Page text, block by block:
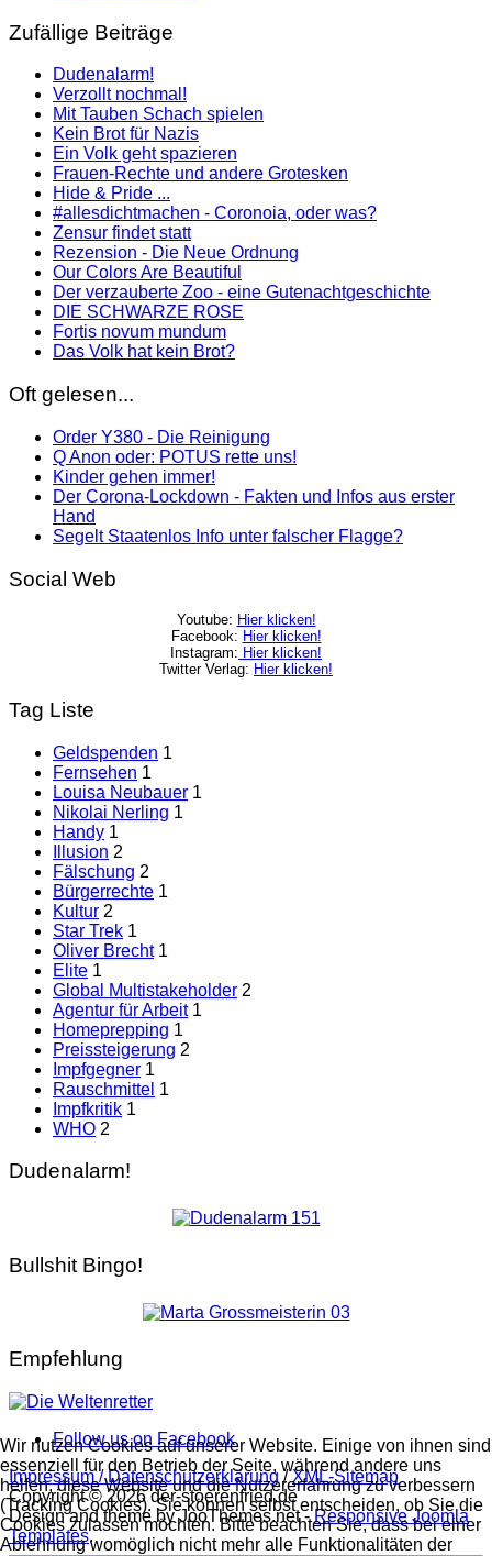
Zufällige Beiträge
Dudenalarm!
Verzollt nochmal!
Mit Tauben Schach spielen
Kein Brot für Nazis
Ein Volk geht spazieren
Frauen-Rechte und andere Grotesken
Hide & Pride ...
#allesdichtmachen - Coronoia, oder was?
Zensur findet statt
Rezension - Die Neue Ordnung
Our Colors Are Beautiful
Der verzauberte Zoo - eine Gutenachtgeschichte
DIE SCHWARZE ROSE
Fortis novum mundum
Das Volk hat kein Brot?
Oft gelesen...
Order Y380 - Die Reinigung
Q Anon oder: POTUS rette uns!
Kinder gehen immer!
Der Corona-Lockdown - Fakten und Infos aus erster
Hand
Segelt Staatenlos Info unter falscher Flagge?
Social Web
Youtube: Hier klicken!
Facebook: Hier klicken!
Instagram: Hier klicken!
Twitter Verlag: Hier klicken!
Tag Liste
Geldspenden 1
Fernsehen 1
Louisa Neubauer 1
Nikolai Nerling 1
Handy 1
Illusion 2
Fälschung 2
Bürgerrechte 1
Kultur 2
Star Trek 1
Oliver Brecht 1
Elite 1
Global Multistakeholder 2
Agentur für Arbeit 1
Homeprepping 1
Preissteigerung 2
Impfgegner 1
Rauschmittel 1
Impfkritik 1
WHO 2
Dudenalarm!
Bullshit Bingo!
Empfehlung
Follow us on Facebook
Impressum / Datenschutzerklärung /XML-Sitemap
Copyright © 2026 der-stoerenfried.de
Design and theme by JooThemes.net -Responsive Joomla
Templates.
Wir nutzen Cookies auf unserer Website. Einige von ihnen sind
essenziell für den Betrieb der Seite, während andere uns
helfen, diese Website und die Nutzererfahrung zu verbessern
(Tracking Cookies). Sie können selbst entscheiden, ob Sie die
Cookies zulassen möchten. Bitte beachten Sie, dass bei einer
Ablehnung womöglich nicht mehr alle Funktionalitäten der